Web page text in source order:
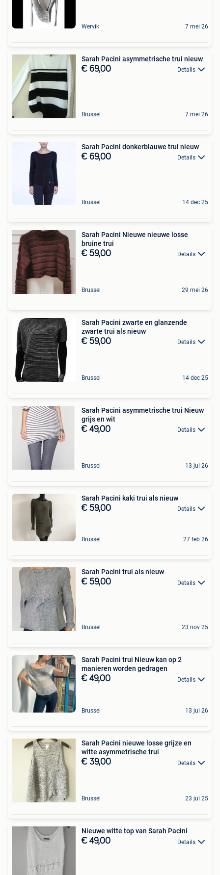
Wervik 7 mei 26
Sarah Pacini asymmetrische trui nieuw
€ 69,00 Details
Brussel 7 mei 26
Sarah Pacini donkerblauwe trui nieuw
€ 69,00 Details
Brussel 14 dec 25
Sarah Pacini Nieuwe nieuwe losse
bruine trui
€ 59,00 Details
Brussel 29 mei 26
Sarah Pacini zwarte en glanzende
zwarte trui als nieuw
€ 59,00 Details
Brussel 14 dec 25
Sarah Pacini asymmetrische trui Nieuw
grijs en wit
€ 49,00 Details
Brussel 13 jul 26
Sarah Pacini kaki trui als nieuw
€ 59,00 Details
Brussel 27 feb 26
Sarah Pacini trui als nieuw
€ 59,00 Details
Brussel 23 nov 25
Sarah Pacini trui Nieuw kan op 2
manieren worden gedragen
€ 49,00 Details
Brussel 13 jul 26
Sarah Pacini nieuwe losse grijze en
witte asymmetrische trui
€ 39,00 Details
Brussel 23 jul 25
Nieuwe witte top van Sarah Pacini
€ 49,00 Details